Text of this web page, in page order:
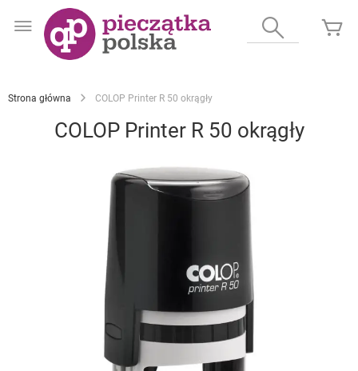
do
Wyszukaj
Strona główna COLOP Printer R 50 okrągły
COLOP Printer R 50 okrągły